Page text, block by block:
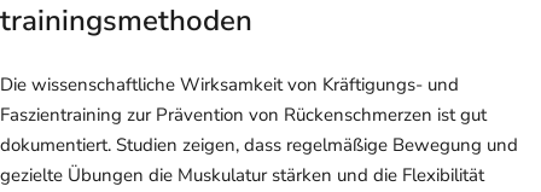
trainingsmethoden
Die wissenschaftliche Wirksamkeit von Kräftigungs- und
Faszientraining zur Prävention von Rückenschmerzen ist gut
dokumentiert. Studien zeigen, dass regelmäßige Bewegung und
gezielte Übungen die Muskulatur stärken und die Flexibilität